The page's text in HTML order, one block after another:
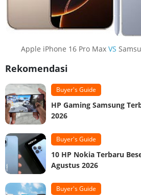
Apple iPhone 16 Pro Max VS
Rekomendasi
Buyer's Guide
HP Gaming Samsung
2026
Buyer's Guide
10 HP Nokia Terbaru
Agustus 2026
Buyer's Guide